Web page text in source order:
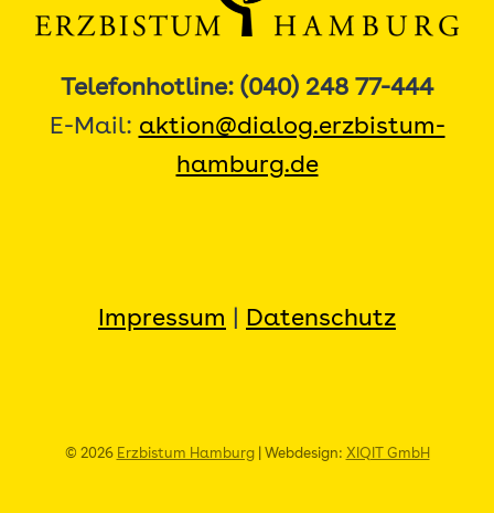
Telefonhotline: (040) 248 77-444
E-Mail: aktion@dialog.erzbistum-
hamburg.de
Impressum Datenschutz
© 2026 Erzbistum Hamburg| Webdesign: XIQIT GmbH